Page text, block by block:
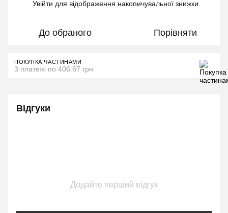
Увійти для відображення накопичувальної знижки
До обраного Порівняти
ПОКУПКА ЧАСТИНАМИ
3 платежі по 406.67 грн
Відгуки
Додайте перший відгук